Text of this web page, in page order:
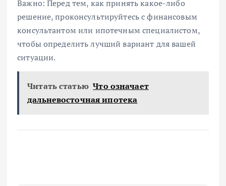
Важно: Перед тем, как принять какое-либо
решение, проконсультируйтесь с финансовым
консультантом или ипотечным специалистом,
чтобы определить лучший вариант для вашей
ситуации.
Читать статью Что означает
дальневосточная ипотека